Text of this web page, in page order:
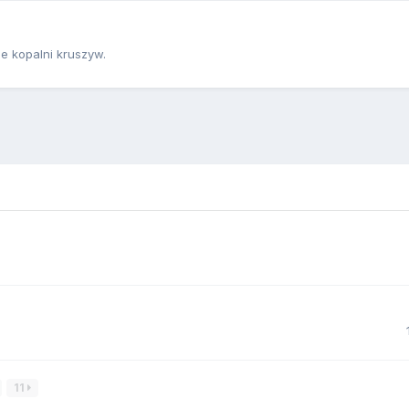
kopalni kruszyw.
11